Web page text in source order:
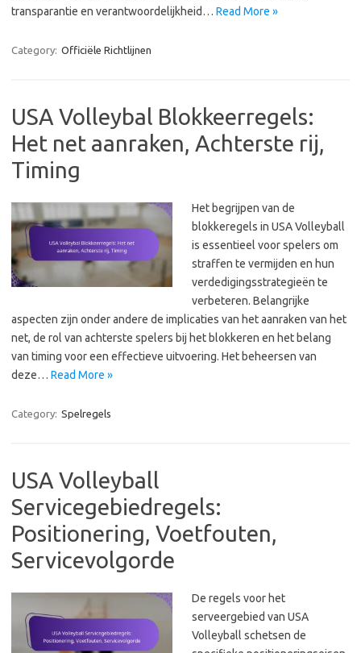
transparantie en verantwoordelijkheid… Read More »
Category: Officiële Richtlijnen
USA Volleybal Blokkeerregels:
Het net aanraken, Achterste rij,
Timing
Het begrijpen van de
blokkeregels in USA Volleyball
is essentieel voor spelers om
straffen te vermijden en hun
verdedigingsstrategieën te
verbeteren. Belangrijke
aspecten zijn onder andere de implicaties van het aanraken van het
net, de rol van achterste spelers bij het blokkeren en het belang
van timing voor een effectieve uitvoering. Het beheersen van
deze… Read More »
Category: Spelregels
USA Volleyball
Servicegebiedregels:
Positionering, Voetfouten,
Servicevolgorde
De regels voor het
serveergebied van USA
Volleyball schetsen de